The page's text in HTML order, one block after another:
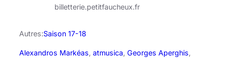
billetterie.petitfaucheux.fr
Autres:Saison 17-18
Alexandros Markéas, atmusica, Georges Aperghis